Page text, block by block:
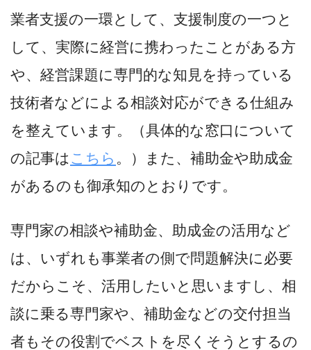
業者支援の一環として、支援制度の一つと
して、実際に経営に携わったことがある方
や、経営課題に専門的な知見を持っている
技術者などによる相談対応ができる仕組み
を整えています。（具体的な窓口について
の記事は こちら 。）また、補助金や助成金
があるのも御承知のとおりです。
専門家の相談や補助金、助成金の活用など
は、いずれも事業者の側で問題解決に必要
だからこそ、活用したいと思いますし、相
談に乗る専門家や、補助金などの交付担当
者もその役割でベストを尽くそうとするの